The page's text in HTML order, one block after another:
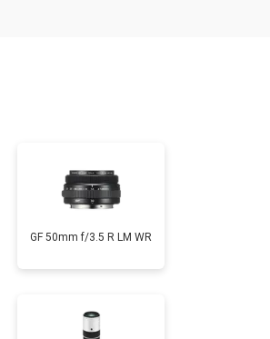
GF 50mm f/3.5 R LM WR